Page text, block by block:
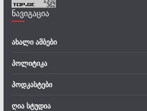
ნავიგაცია
ახალი ამბები
პოლიტიკა
პოდკასტები
ღია სტუდია